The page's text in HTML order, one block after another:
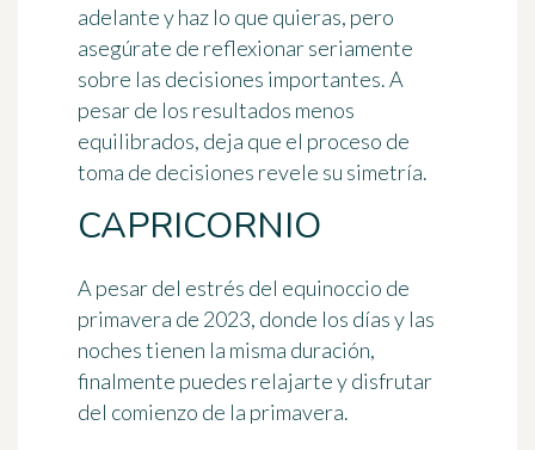
adelante y haz lo que quieras, pero
asegúrate de reflexionar seriamente
sobre las decisiones importantes. A
pesar de los resultados menos
equilibrados, deja que el proceso de
toma de decisiones revele su simetría.
CAPRICORNIO
A pesar del estrés del equinoccio de
primavera de 2023, donde los días y las
noches tienen la misma duración,
finalmente puedes relajarte y disfrutar
del comienzo de la primavera.